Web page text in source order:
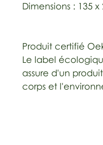
Dimensions : 135 x
Produit certifié
Le label
assure d'un
corps et